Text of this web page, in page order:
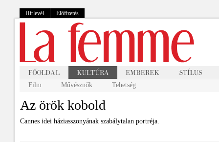
Hírlevél Előfizetés
Film Művésznők Tehetség
Az örök kobold
Cannes idei háziasszonyának szabálytalan portréja.